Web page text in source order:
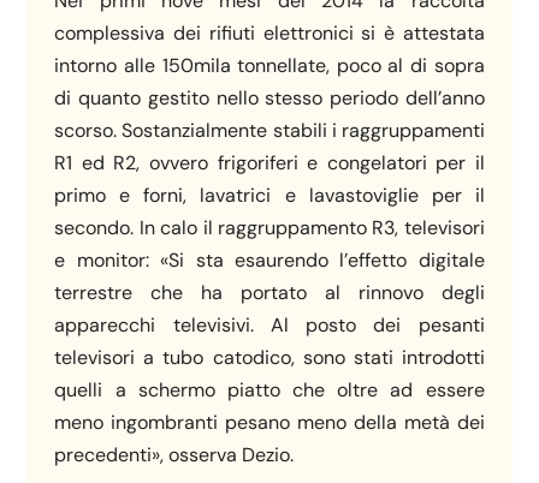
complessiva dei rifiuti elettronici si è attestata
intorno alle 150mila tonnellate, poco al di sopra
di quanto gestito nello stesso periodo dell’anno
scorso. Sostanzialmente stabili i raggruppamenti
R1 ed R2, ovvero frigoriferi e congelatori per il
primo e forni, lavatrici e lavastoviglie per il
secondo. In calo il raggruppamento R3, televisori
e monitor: «Si sta esaurendo l’effetto digitale
terrestre che ha portato al rinnovo degli
apparecchi televisivi. Al posto dei pesanti
televisori a tubo catodico, sono stati introdotti
quelli a schermo piatto che oltre ad essere
meno ingombranti pesano meno della metà dei
precedenti», osserva Dezio.